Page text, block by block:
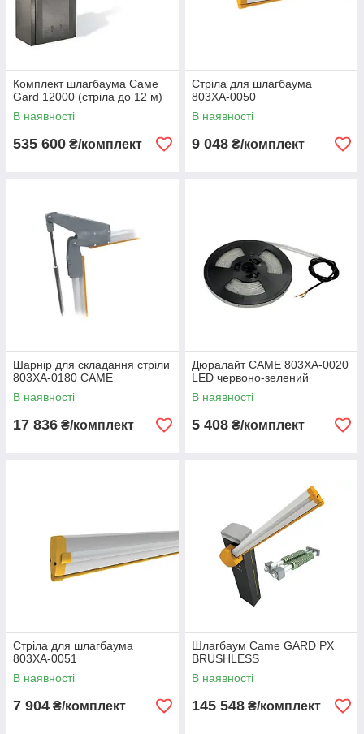
Комплект шлагбаума Саме
Gard 12000 (стріла до 12 м)
В наявності
535 600 ₴/комплект
Стріла для шлагбаума
803XA-0050
В наявності
9 048 ₴/комплект
Шарнір для складання стріли
803XA-0180 CAME
В наявності
17 836 ₴/комплект
Дюралайт CAME 803XA-0020
LED червоно-зелений
В наявності
5 408 ₴/комплект
Стріла для шлагбаума
803XA-0051
В наявності
7 904 ₴/комплект
Шлагбаум Came GARD PХ
BRUSHLESS
В наявності
145 548 ₴/комплект